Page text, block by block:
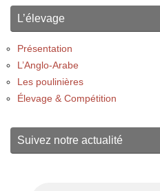
L’élevage
Présentation
L’Anglo-Arabe
Les poulinières
Élevage & Compétition
Suivez notre actualité